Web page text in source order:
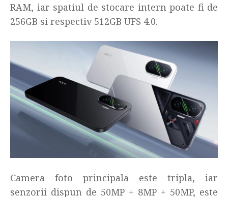
RAM, iar spatiul de stocare intern poate fi de
256GB si respectiv 512GB UFS 4.0.
Camera foto principala este tripla, iar
senzorii dispun de 50MP + 8MP + 50MP, este